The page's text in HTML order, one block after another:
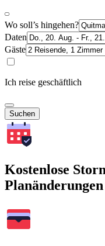
Wo soll’s hingehen?
Daten
Gäste
Ich reise geschäftlich
Suchen
Kostenlose
Planänderungen